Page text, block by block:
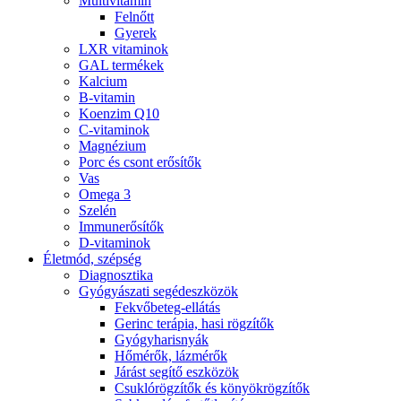
Felnőtt
Gyerek
LXR vitaminok
GAL termékek
Kalcium
B-vitamin
Koenzim Q10
C-vitaminok
Magnézium
Porc és csont erősítők
Vas
Omega 3
Szelén
Immunerősítők
D-vitaminok
Életmód, szépség
Diagnosztika
Gyógyászati segédeszközök
Fekvőbeteg-ellátás
Gerinc terápia, hasi rögzítők
Gyógyharisnyák
Hőmérők, lázmérők
Járást segítő eszközök
Csuklórögzítők és könyökrögzítők